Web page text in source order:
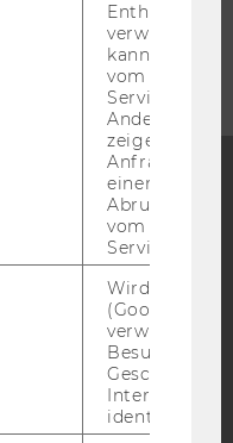
Blog
Bluesky
Enthält ein
verwendet
kann, um
vom AMP-
Service
Andere
zeigen Opt-
Anfrage im
einen Fehler
Abrufen
vom AMP
Service an.
Wird von
(Google Tag
verwendet,
Besucher
Geschlecht
Interessen zu
identifizieren.